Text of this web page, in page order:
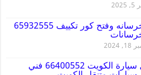
قص خرسانه وفتح كور تكييف 65932555
تظليل سيارة الكويت 66400552 فني